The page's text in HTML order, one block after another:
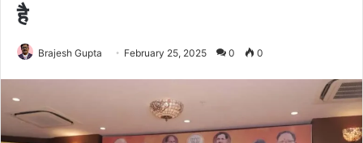
है
Brajesh Gupta February 25, 2025 0 0